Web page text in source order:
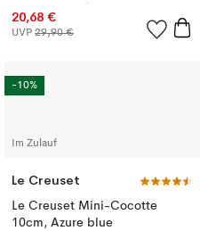
20,68 €
UVP 29,90 €
Im Zulauf
Le Creuset
Le Creuset Mini-Cocotte
10cm, Azure blue
-10%